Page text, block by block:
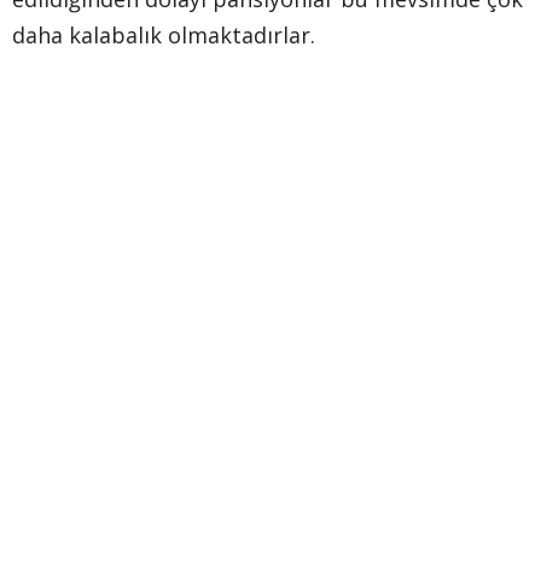
daha kalabalık olmaktadırlar.